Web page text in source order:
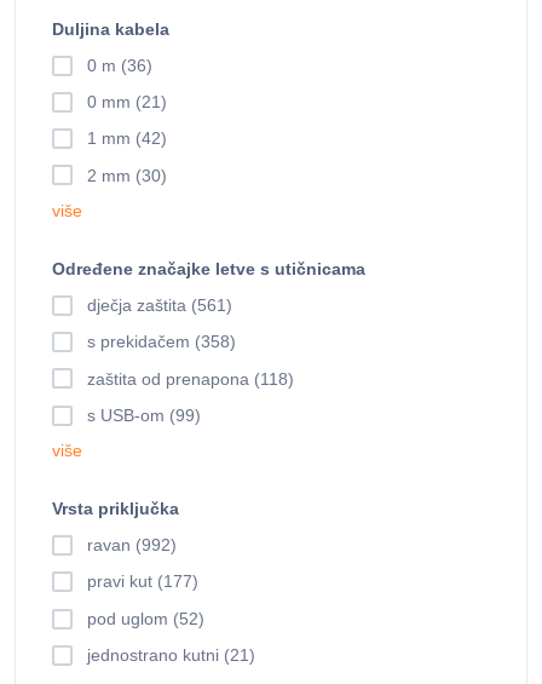
Duljina kabela
0 m (36)
0 mm (21)
1 mm (42)
2 mm (30)
više
Određene značajke letve s utičnicama
dječja zaštita (561)
s prekidačem (358)
zaštita od prenapona (118)
s USB-om (99)
više
Vrsta priključka
ravan (992)
pravi kut (177)
pod uglom (52)
jednostrano kutni (21)